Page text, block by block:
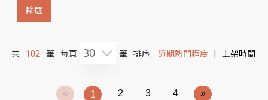
篩選
共 102 筆 每頁 30 筆 排序: 近期熱門程度 上架時間
« 1 2 3 4 »